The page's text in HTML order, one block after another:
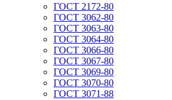
ГОСТ 2172-80
ГОСТ 3062-80
ГОСТ 3063-80
ГОСТ 3064-80
ГОСТ 3066-80
ГОСТ 3067-80
ГОСТ 3069-80
ГОСТ 3070-80
ГОСТ 3071-88